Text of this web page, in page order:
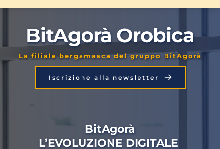
BitAgorà Orobica
La filiale bergamasca del gruppo BitAgorà
Iscrizione alla newsletter
BitAgorà
L’EVOLUZIONE DIGITALE